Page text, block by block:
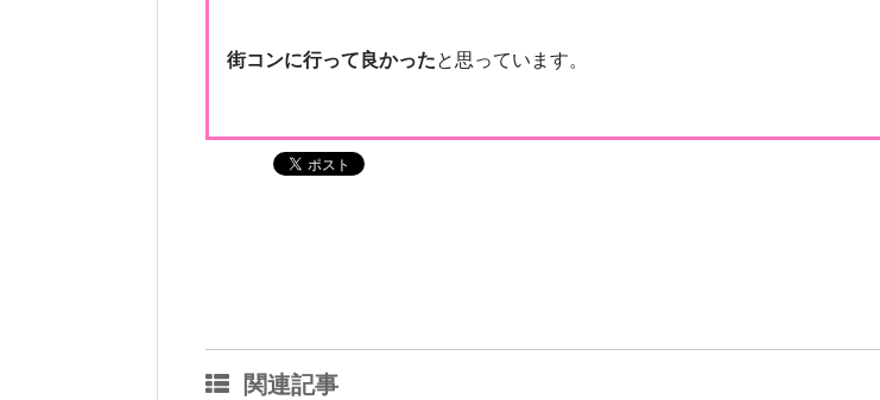
街コンに行って良かったと思っています。
関連記事